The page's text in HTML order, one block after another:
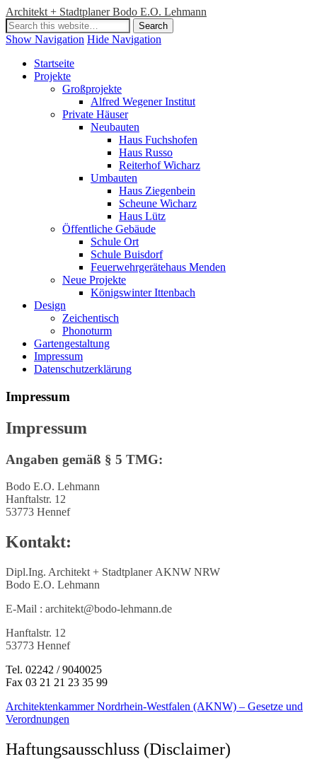
Architekt + Stadtplaner Bodo E.O. Lehmann
Show Navigation Hide Navigation
Startseite
Projekte
Großprojekte
Alfred Wegener Institut
Private Häuser
Neubauten
Haus Fuchshofen
Haus Russo
Reiterhof Wicharz
Umbauten
Haus Ziegenbein
Scheune Wicharz
Haus Lütz
Öffentliche Gebäude
Schule Ort
Schule Buisdorf
Feuerwehrgerätehaus Menden
Neue Projekte
Königswinter Ittenbach
Design
Zeichentisch
Phonoturm
Gartengestaltung
Impressum
Datenschutzerklärung
Impressum
Impressum
Angaben gemäß § 5 TMG:
Bodo E.O. Lehmann
Hanftalstr. 12
53773 Hennef
Kontakt:
Dipl.Ing. Architekt + Stadtplaner AKNW NRW
Bodo E.O. Lehmann
E-Mail : architekt@bodo-lehmann.de
Hanftalstr. 12
53773 Hennef
Tel. 02242 / 9040025
Fax 03 21 21 23 35 99
Architektenkammer Nordrhein-Westfalen (AKNW) – Gesetze und
Verordnungen
Haftungsausschluss (Disclaimer)